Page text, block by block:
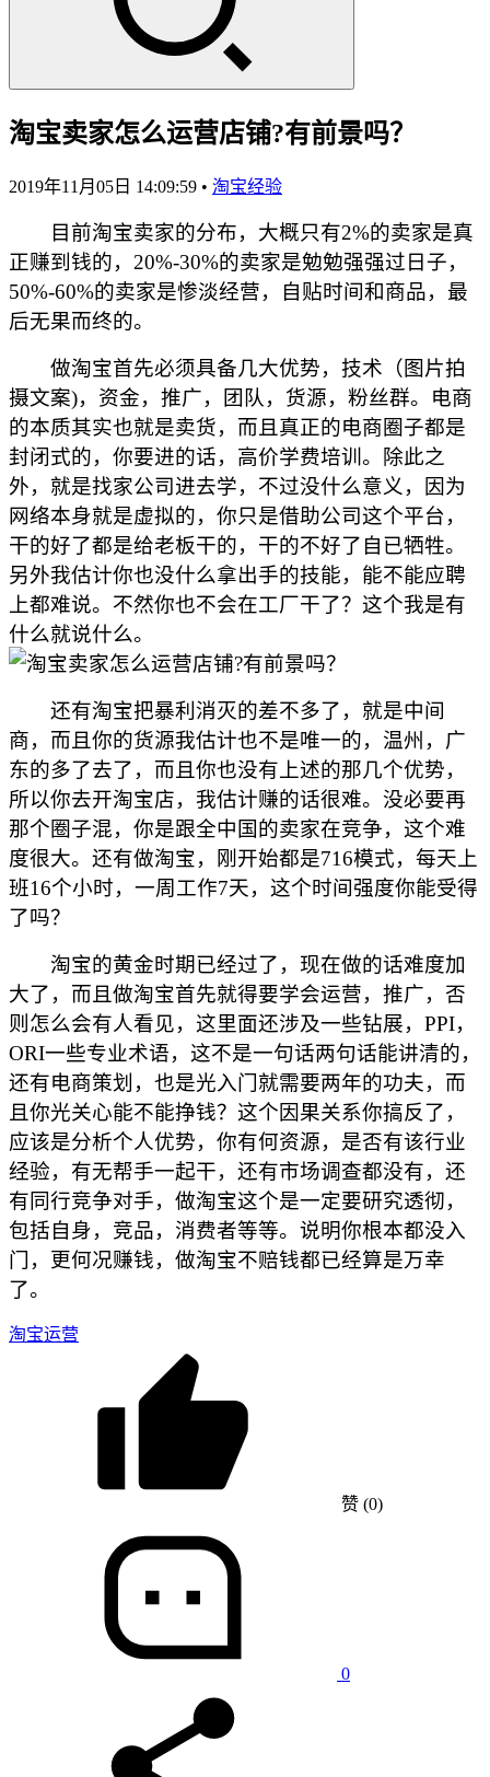
淘宝卖家怎么运营店铺?有前景吗？
2019年11月05日 14:09:59 • 淘宝经验
目前淘宝卖家的分布，大概只有2%的卖家是真
正赚到钱的，20%-30%的卖家是勉勉强强过日子，
50%-60%的卖家是惨淡经营，自贴时间和商品，最
后无果而终的。
做淘宝首先必须具备几大优势，技术（图片拍
摄文案)，资金，推广，团队，货源，粉丝群。电商
的本质其实也就是卖货，而且真正的电商圈子都是
封闭式的，你要进的话，高价学费培训。除此之
外，就是找家公司进去学，不过没什么意义，因为
网络本身就是虚拟的，你只是借助公司这个平台，
干的好了都是给老板干的，干的不好了自已牺牲。
另外我估计你也没什么拿出手的技能，能不能应聘
上都难说。不然你也不会在工厂干了？这个我是有
什么就说什么。
还有淘宝把暴利消灭的差不多了，就是中间
商，而且你的货源我估计也不是唯一的，温州，广
东的多了去了，而且你也没有上述的那几个优势，
所以你去开淘宝店，我估计赚的话很难。没必要再
那个圈子混，你是跟全中国的卖家在竞争，这个难
度很大。还有做淘宝，刚开始都是716模式，每天上
班16个小时，一周工作7天，这个时间强度你能受得
了吗？
淘宝的黄金时期已经过了，现在做的话难度加
大了，而且做淘宝首先就得要学会运营，推广，否
则怎么会有人看见，这里面还涉及一些钻展，PPI，
ORI一些专业术语，这不是一句话两句话能讲清的，
还有电商策划，也是光入门就需要两年的功夫，而
且你光关心能不能挣钱？这个因果关系你搞反了，
应该是分析个人优势，你有何资源，是否有该行业
经验，有无帮手一起干，还有市场调查都没有，还
有同行竞争对手，做淘宝这个是一定要研究透彻，
包括自身，竞品，消费者等等。说明你根本都没入
门，更何况赚钱，做淘宝不赔钱都已经算是万幸
了。
淘宝运营
赞 (0)
0